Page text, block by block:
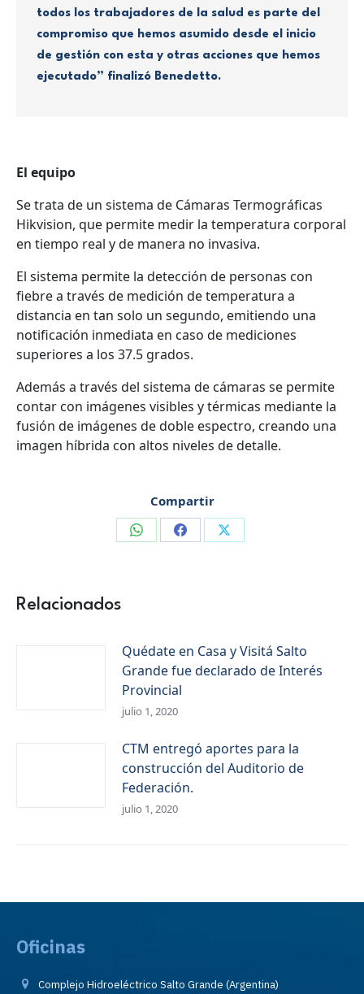
todos los trabajadores de la salud es parte del
compromiso que hemos asumido desde el inicio
de gestión con esta y otras acciones que hemos
ejecutado” finalizó Benedetto.
El equipo
Se trata de un sistema de Cámaras Termográficas
Hikvision, que permite medir la temperatura corporal
en tiempo real y de manera no invasiva.
El sistema permite la detección de personas con
fiebre a través de medición de temperatura a
distancia en tan solo un segundo, emitiendo una
notificación inmediata en caso de mediciones
superiores a los 37.5 grados.
Además a través del sistema de cámaras se permite
contar con imágenes visibles y térmicas mediante la
fusión de imágenes de doble espectro, creando una
imagen híbrida con altos niveles de detalle.
Compartir
CompartirCompartirCompartir
Relacionados
Quédate en Casa y Visitá Salto
Grande fue declarado de Interés
Provincial
julio 1, 2020
CTM entregó aportes para la
construcción del Auditorio de
Federación.
julio 1, 2020
Oficinas
Complejo Hidroeléctrico Salto Grande (Argentina)